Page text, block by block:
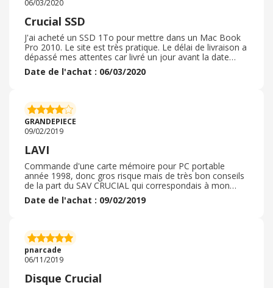
fera rapidement
06/03/2020
Crucial SSD
J'ai acheté un SSD 1To pour mettre dans un Mac Book
Pro 2010. Le site est très pratique. Le délai de livraison a
dépassé mes attentes car livré un jour avant la date
prévue, en 48h. Très rapide. Le colis est comme
d'habitude chez Crucial, très soigné. L'article est
net qui permette de réaliser cette opération sans crainte
d'endommager l'ordinateur. Je n'ai pas eu besoin de
retourner ma commande.
Date de l'achat : 06/03/2020
GRANDEPIECE
09/02/2019
LAVI
Commande d'une carte mémoire pour PC portable
année 1998, donc gros risque mais de très bon conseils
de la part du SAV CRUCIAL qui correspondais à mon
attente et sans mauvaise surprise comme ont me l'avait
dit. Un délai de livraison très court et pièce reçue dans
besoins d'êtres un professionnel de l'informatique pour
la mise en service très simple. Au besoins je repasserais
commande chez ce vendeur sans hésitation.
Date de l'achat : 09/02/2019
pnarcade
06/11/2019
Disque Crucial